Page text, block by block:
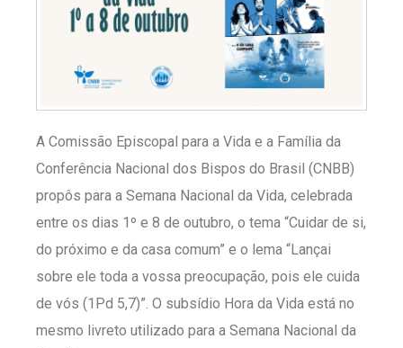
A Comissão Episcopal para a Vida e a Família da
Conferência Nacional dos Bispos do Brasil (CNBB)
propôs para a Semana Nacional da Vida, celebrada
entre os dias 1º e 8 de outubro, o tema “Cuidar de si,
do próximo e da casa comum” e o lema “Lançai
sobre ele toda a vossa preocupação, pois ele cuida
de vós (1Pd 5,7)”. O subsídio Hora da Vida está no
mesmo livreto utilizado para a Semana Nacional da